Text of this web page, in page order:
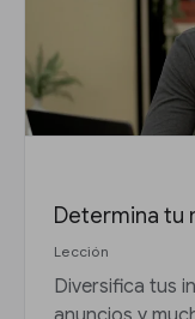
Determina tu
Lección
Diversifica tus